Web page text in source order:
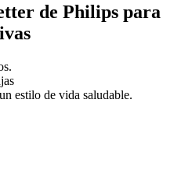
de Philips para
estilo de vida saludable.